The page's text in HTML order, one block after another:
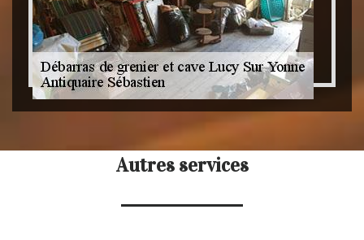
Autres services